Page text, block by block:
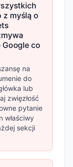
z myślą o
co
na
do
lub
zwięzłość
pytanie
właściwy
sekcji